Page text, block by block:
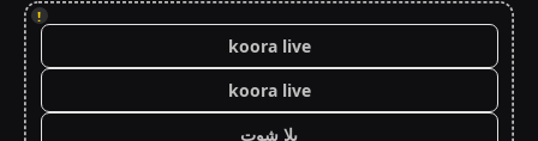
!
koora live
koora live
يلا شوت